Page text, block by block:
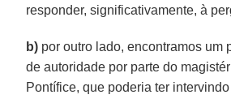
responder, significativamente, à
b) por outro lado, encontramos um
de autoridade por parte do
Pontífice, que poderia ter